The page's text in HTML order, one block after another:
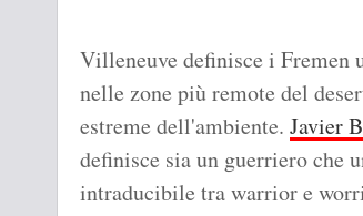
Villeneuve definisce i
nelle zone più remote del
estreme dell'ambiente. Javier
definisce sia un guerriero che
intraducibile tra warrior e